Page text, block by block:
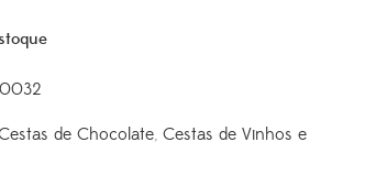
de Chocolate,Cestas de Vinhos e